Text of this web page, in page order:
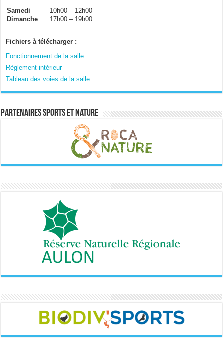
Samedi
10h00 – 12h00
Dimanche
17h00 – 19h00
Fichiers à télécharger :
Fonctionnement de la salle
Règlement intérieur
Tableau des voies de la salle
Partenaires sports et nature